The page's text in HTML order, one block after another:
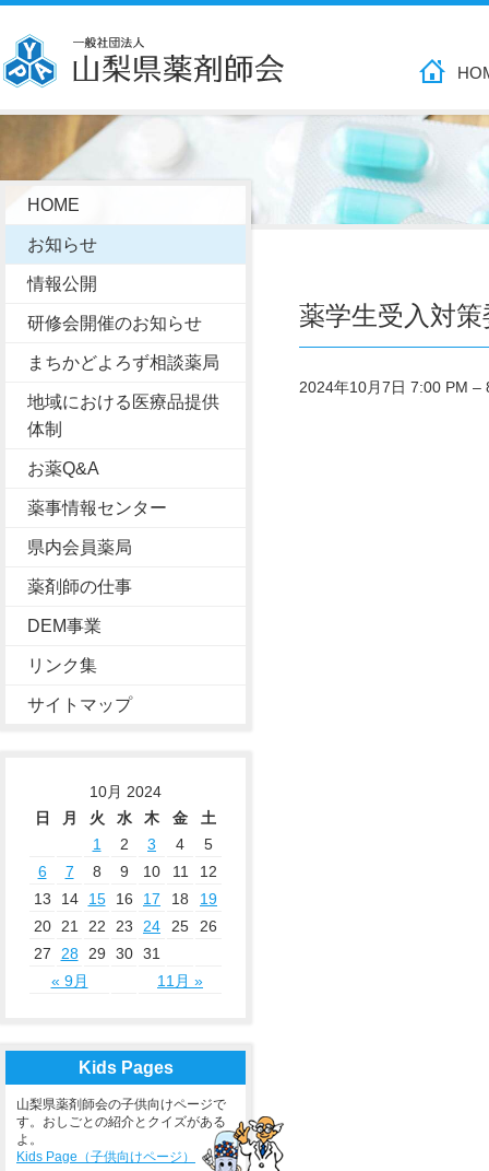
HOME
お知らせ
情報公開
研修会開催のお知らせ
まちかどよろず相談薬局
地域における医療品提供
体制
お薬Q&A
薬事情報センター
県内会員薬局
薬剤師の仕事
DEM事業
リンク集
サイトマップ
10月 2024
日
月 火 水 木 金
土
1
2 3 4
5
6
7 8 9 10 11
12
13
14 15 16 17 18
19
20
21 22 23 24 25
26
27
28 29 30 31
« 9月
11月 »
Kids Pages
山梨県薬剤師会の子供向けページで
す。おしごとの紹介とクイズがある
よ。
Kids Page（子供向けページ）
薬学生受入対
2024年10月7日 7:00 PM –